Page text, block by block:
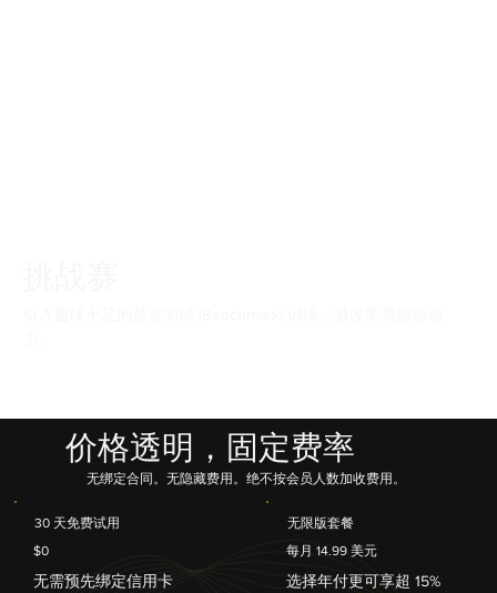
价格透明，固定费率
无绑定合同。无隐藏费用。绝不按会员人数加收费用。
30 天免费试用
$0
无需预先绑定信用卡
无限版套餐
每月 14.99 美元
选择年付更可享超 15%